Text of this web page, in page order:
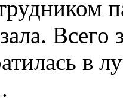
Всего
в